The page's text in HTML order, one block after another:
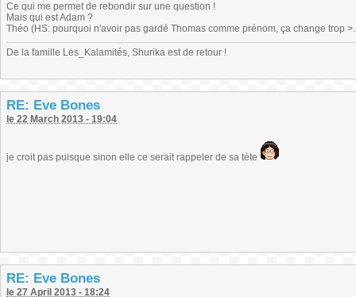
Ce qui me permet de rebondir sur une question !
Mais qui est Adam ?
Théo (HS: pourquoi n'avoir pas gardé Thomas comme prénom, ça change trop
De la famille Les_Kalamités, Shurika est de retour !
RE: Eve Bones
le 22 March 2013 - 19:04
je croit pas puisque sinon elle ce serait rappeler de sa tète
RE: Eve Bones
le 27 April 2013 - 18:24